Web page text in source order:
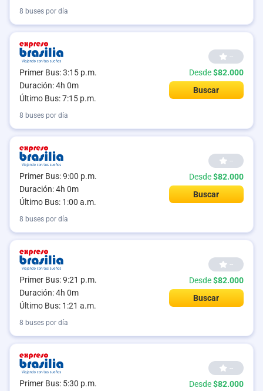
8 buses por día
Primer Bus: 3:15 p.m.
Duración: 4h 0m
Último Bus: 7:15 p.m.
--
Desde$82.000
Buscar
8 buses por día
Primer Bus: 9:00 p.m.
Duración: 4h 0m
Último Bus: 1:00 a.m.
--
Desde$82.000
Buscar
8 buses por día
Primer Bus: 9:21 p.m.
Duración: 4h 0m
Último Bus: 1:21 a.m.
--
Desde$82.000
Buscar
8 buses por día
Primer Bus: 5:30 p.m.
--
Desde$82.000